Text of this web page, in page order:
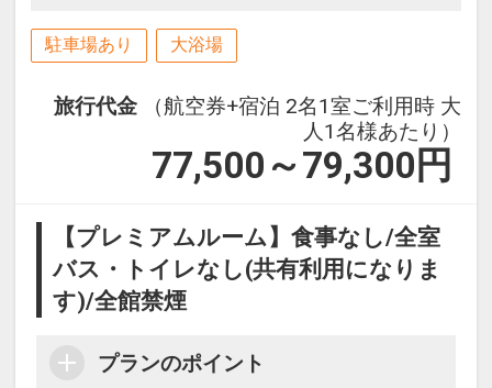
駐車場あり 大浴場
旅行代金
（航空券+宿泊 2名1室ご利用時 大
人1名様あたり）
77,500～79,300 円
【プレミアムルーム】食事なし/全室
バス・トイレなし(共有利用になりま
す)/全館禁煙
プランのポイント